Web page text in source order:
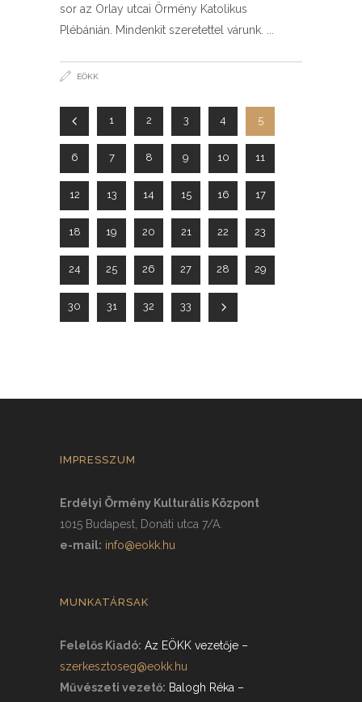
sor az Orlay utcai Örmény Katolikus
Plébánián. Mindenkit szeretettel várunk.
EÖKK
1 2 3 4 5
6 7 8 9 10 11
12 13 14 15 16 17
18 19 20 21 22 23
24 25 26 27 28 29
30 31 32 33
IMPRESSZUM
Erdélyi Örmény Kulturális Központ
1015 Budapest, Donáti utca 7/A.
e-mail: info@eokk.hu
MUNKATÁRSAK
Felelős Kiadó: Az EÖKK vezetője –
szerkesztoseg@eokk.hu
Művészeti vezető: Balogh Réka –